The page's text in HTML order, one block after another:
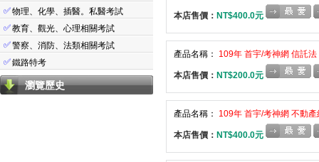
✅物理、化學、插醫。私醫考試
✅教育、觀光、心理相關考試
✅警察、消防、法類相關考試
✅鐵路特考
瀏覽歷史
本店售價： NT$400.0元
產品名稱： 109年 首宇/考神網 信託
本店售價： NT$200.0元
產品名稱： 109年 首宇/考神網 不動
本店售價： NT$400.0元